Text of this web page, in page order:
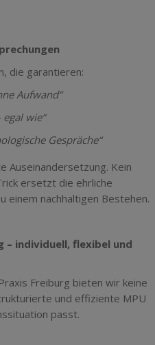
die garantieren:
Aufwand“
wie“
Gespräche“
Auseinandersetzung. Kein
ersetzt die ehrliche
einem nachhaltigen Bestehen.
– individuell, flexibel und
Freiburg bieten wir keine
und effiziente MPU
passt.